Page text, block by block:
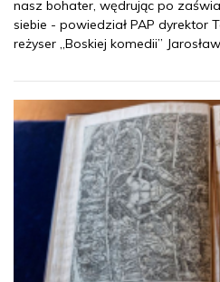
nasz bohater, wędrując po
siebie - powiedział PAP dyrektor
reżyser „Boskiej komedii”